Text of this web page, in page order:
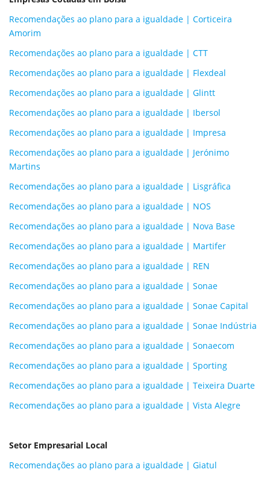
Recomendações ao plano para a igualdade | Corticeira
Amorim
Recomendações ao plano para a igualdade | CTT
Recomendações ao plano para a igualdade | Flexdeal
Recomendações ao plano para a igualdade | Glintt
Recomendações ao plano para a igualdade | Ibersol
Recomendações ao plano para a igualdade | Impresa
Recomendações ao plano para a igualdade | Jerónimo
Martins
Recomendações ao plano para a igualdade | Lisgráfica
Recomendações ao plano para a igualdade | NOS
Recomendações ao plano para a igualdade | Nova Base
Recomendações ao plano para a igualdade | Martifer
Recomendações ao plano para a igualdade | REN
Recomendações ao plano para a igualdade | Sonae
Recomendações ao plano para a igualdade | Sonae Capital
Recomendações ao plano para a igualdade | Sonae Indústria
Recomendações ao plano para a igualdade | Sonaecom
Recomendações ao plano para a igualdade | Sporting
Recomendações ao plano para a igualdade | Teixeira Duarte
Recomendações ao plano para a igualdade | Vista Alegre
Setor Empresarial Local
Recomendações ao plano para a igualdade | Giatul